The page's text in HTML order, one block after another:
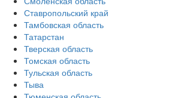
Ставропольский край
Тамбовская область
Татарстан
Тверская область
Томская область
Тульская область
Тыва